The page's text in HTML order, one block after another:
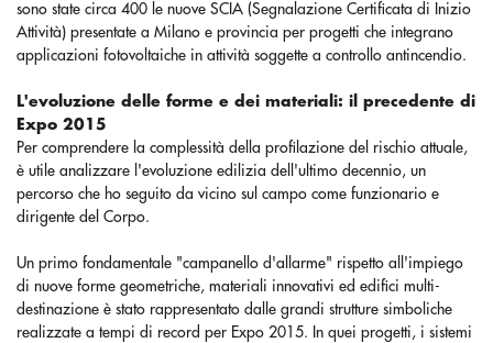
sono state circa 400 le nuove SCIA (Segnalazione Certificata di Inizio
Attività) presentate a Milano e provincia per progetti che integrano
applicazioni fotovoltaiche in attività soggette a controllo antincendio.
L'evoluzione delle forme e dei materiali: il precedente di
Expo 2015
Per comprendere la complessità della profilazione del rischio attuale,
è utile analizzare l'evoluzione edilizia dell'ultimo decennio, un
percorso che ho seguito da vicino sul campo come funzionario e
dirigente del Corpo.
Un primo fondamentale "campanello d'allarme" rispetto all'impiego
di nuove forme geometriche, materiali innovativi ed edifici multi-
destinazione è stato rappresentato dalle grandi strutture simboliche
realizzate a tempi di record per Expo 2015. In quei progetti, i sistemi